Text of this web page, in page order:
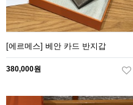
[에르메스] 베안 카드 반지갑
380,000원